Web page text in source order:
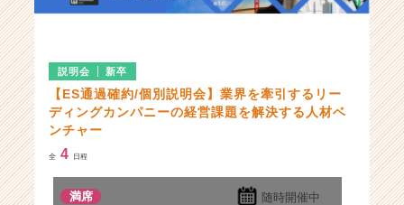
|
ャ
ー・
業
説明会 新卒
【ES通過確約/個別説明会】業界を牽引するリー
ディングカンパニーの経営課題を解決する人材ベ
ンチャー
全 4 日程
随時開催中
満席